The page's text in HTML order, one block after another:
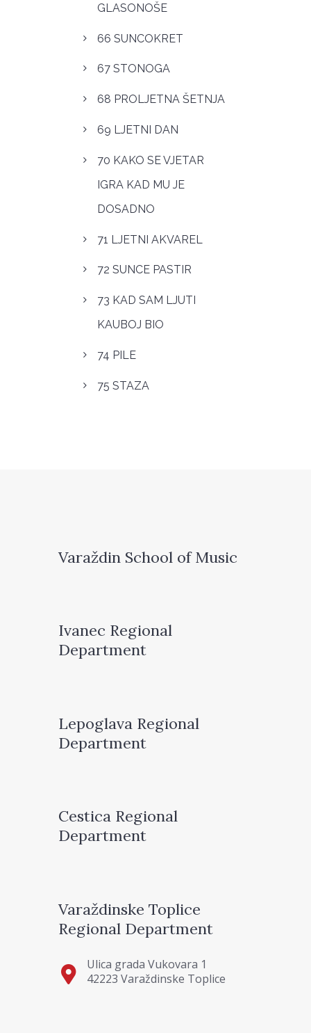
GLASONOŠE
66 SUNCOKRET
67 STONOGA
68 PROLJETNA ŠETNJA
69 LJETNI DAN
70 KAKO SE VJETAR
IGRA KAD MU JE
DOSADNO
71 LJETNI AKVAREL
72 SUNCE PASTIR
73 KAD SAM LJUTI
KAUBOJ BIO
74 PILE
75 STAZA
Varaždin School of Music
Ivanec Regional
Department
Lepoglava Regional
Department
Cestica Regional
Department
Varaždinske Toplice
Regional Department
Ulica grada Vukovara 1
42223 Varaždinske Toplice